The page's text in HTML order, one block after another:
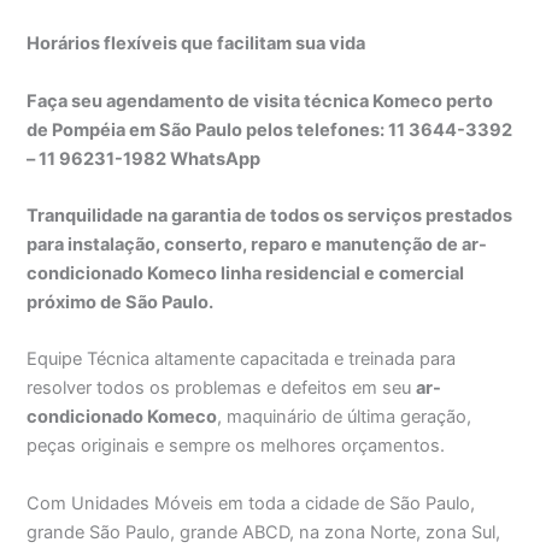
Horários flexíveis que facilitam sua vida
Faça seu agendamento de visita técnica Komeco perto
de Pompéia em São Paulo pelos telefones: 11 3644-3392
– 11 96231-1982 WhatsApp
Tranquilidade na garantia de todos os serviços prestados
para instalação, conserto, reparo e manutenção de ar-
condicionado Komeco linha residencial e comercial
próximo de São Paulo.
Equipe Técnica altamente capacitada e treinada para
resolver todos os problemas e defeitos em seuar-
condicionado Komeco, maquinário de última geração,
peças originais e sempre os melhores orçamentos.
Com Unidades Móveis em toda a cidade de São Paulo,
grande São Paulo, grande ABCD, na zona Norte, zona Sul,